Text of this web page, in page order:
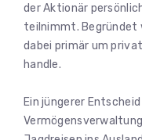
der Aktionär
teilnimmt. Begründet
dabei primär um
handle.
Ein jüngerer